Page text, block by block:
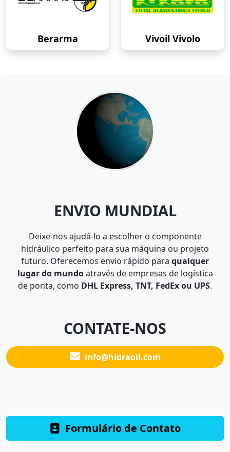
Berarma Vivoil Vivolo
ENVIO MUNDIAL
Deixe-nos ajudá-lo a escolher o componente
hidráulico perfeito para sua máquina ou projeto
futuro. Oferecemos envio rápido para qualquer
lugar do mundoatravés de empresas de logística
de ponta, como DHL Express, TNT, FedEx ou UPS.
CONTATE-NOS
info@hidraoil.com
Formulário de Contato